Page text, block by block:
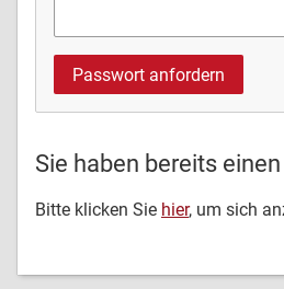
Sie haben bereits
Bitte klicken Sie hier, um sich